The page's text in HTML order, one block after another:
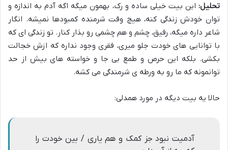
تحلیل: این بیت خیلی ساده و رک، بهمون میگه اگه آدم به اندازه و
توان خودش زندگی کنه، هیچ وقت شرمنده کمبودها نمیشه. انگار
شاعر داره میگه، رفیق، چشم و هم چشمی رو بذار کنار. تو زندگی ای که
با توانایی های خودت جلو میری، فقری وجود نداره که ازش خجالت
بکشی. بلکه این حرص و طمع بی جا و خواسته های بیش از حد
توانمونه که ما رو به ورطه ی شرمندگی می کشه.
حالا یه بیت دیگه در مورد همدلی:
آدمیت نبود جز کمک و هم یاری / بین خودت را